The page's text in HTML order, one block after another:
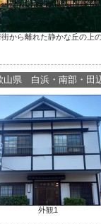
街から離れた静かな丘の上
山県 白浜・南部・田
外観1